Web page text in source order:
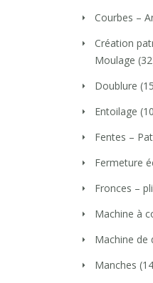
Courbes –
Création
Moulage
Doublure
Entoilage
Fentes –
Fermeture
Fronces –
Machine à
Machine de
Manches